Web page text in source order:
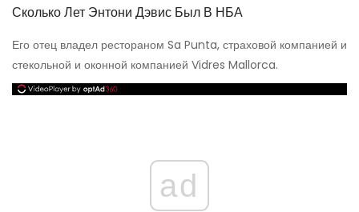
Сколько Лет Энтони Дэвис Был В НБА
Его отец владел рестораном Sa Punta, страховой компанией и
стекольной и оконной компанией Vidres Mallorca.
ad